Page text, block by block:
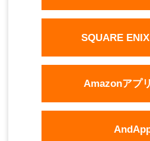
SQUARE
Amazonアプ